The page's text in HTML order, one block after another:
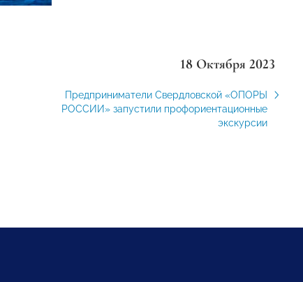
18 Октября 2023
Предприниматели Свердловской «ОПОРЫ
РОССИИ» запустили профориентационные
экскурсии